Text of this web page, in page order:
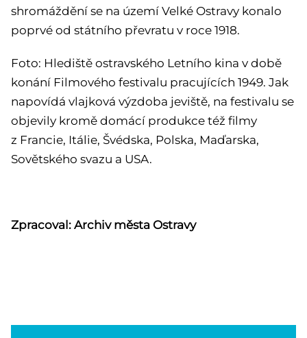
shromáždění se na území Velké Ostravy konalo
poprvé od státního převratu v roce 1918.
Foto: Hlediště ostravského Letního kina v době
konání Filmového festivalu pracujících 1949. Jak
napovídá vlajková výzdoba jeviště, na festivalu se
objevily kromě domácí produkce též filmy
z Francie, Itálie, Švédska, Polska, Maďarska,
Sovětského svazu a USA.
Zpracoval: Archiv města Ostravy